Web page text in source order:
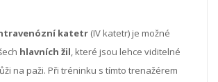
katetr (IV katetr) je možné
hlavních žil, které jsou lehce viditelné
na paži. Při tréninku s tímto trenažérem